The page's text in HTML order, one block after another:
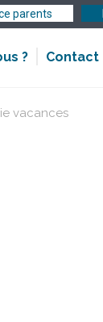
parents
? Contact
vacances